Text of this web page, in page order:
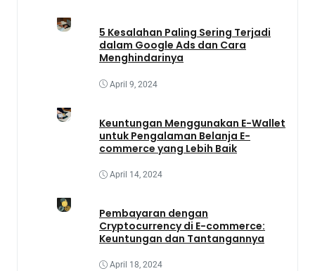
5 Kesalahan Paling Sering Terjadi
dalam Google Ads dan Cara
Menghindarinya
April 9, 2024
Keuntungan Menggunakan E-Wallet
untuk Pengalaman Belanja E-
commerce yang Lebih Baik
April 14, 2024
Pembayaran dengan
Cryptocurrency di E-commerce:
Keuntungan dan Tantangannya
April 18, 2024